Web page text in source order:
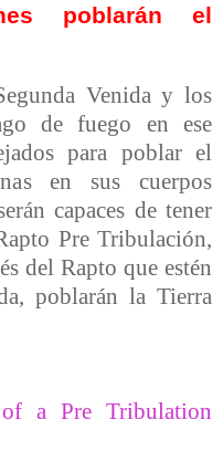
poblarán el
Venida y los
de fuego en ese
para poblar el
en sus cuerpos
capaces de tener
Pre Tribulación,
del Rapto que estén
poblarán la Tierra
a Pre Tribulation